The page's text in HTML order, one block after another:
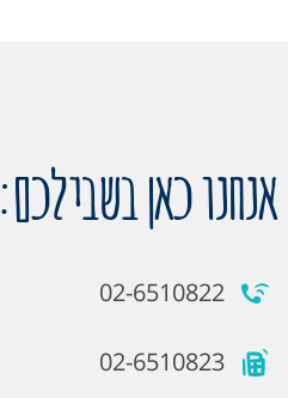
אנחנו כאן בשבילכם:
02-6510822
02-6510823